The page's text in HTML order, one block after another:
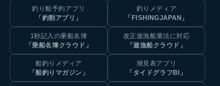
釣り船予約アプリ
「釣割アプリ」
釣りメディア
「FISHINGJAPAN」
1秒記入の乗船名簿
「乗船名簿クラウド」
改正遊漁船業法に対応
「遊漁船クラウド」
船釣りメディア
「船釣りマガジン」
潮見表アプリ
「タイドグラフBI」